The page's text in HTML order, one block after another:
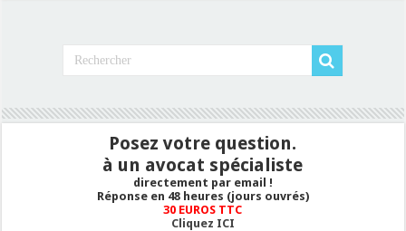
Posez votre question.
à un avocat spécialiste
directement par email !
Réponse en 48 heures (jours ouvrés)
30 EUROS TTC
Cliquez ICI